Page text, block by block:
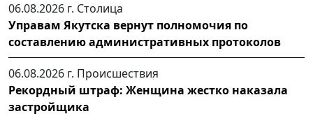
06.08.2026 г. Столица
Управам Якутска вернут полномочия по
составлению административных протоколов
06.08.2026 г. Происшествия
Рекордный штраф: Женщина жестко наказала
застройщика